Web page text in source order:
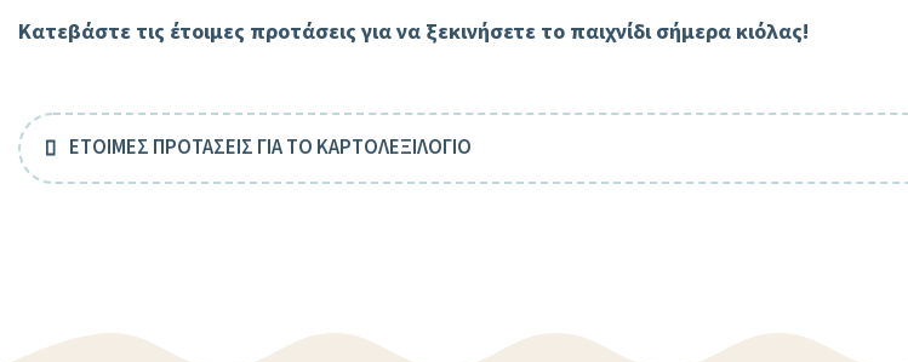
Κατεβάστε τις έτοιμες προτάσεις για να ξεκινήσετε το παιχνίδι σήμερα κιόλας!
ΕΤΟΙΜΕΣ ΠΡΟΤΑΣΕΙΣ ΓΙΑ ΤΟ ΚΑΡΤΟΛΕΞΙΛΟΓΙΟ